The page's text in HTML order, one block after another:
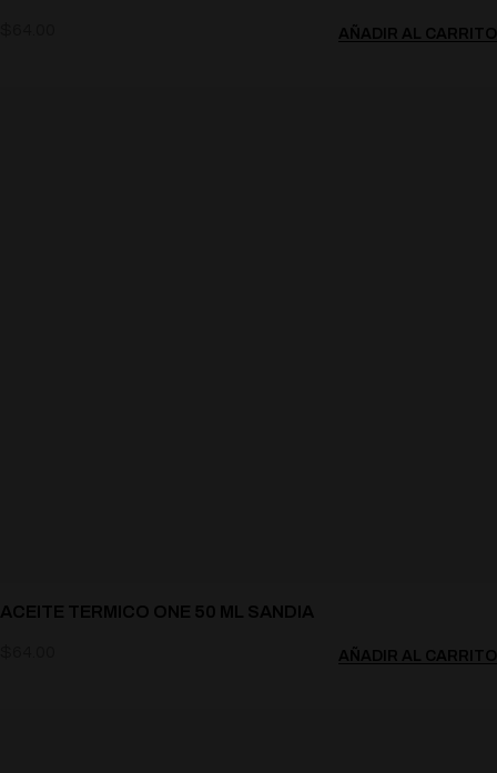
AÑADIR AL CARRITO
ACEITE TERMICO ONE 50 ML SANDIA
AÑADIR AL CARRITO